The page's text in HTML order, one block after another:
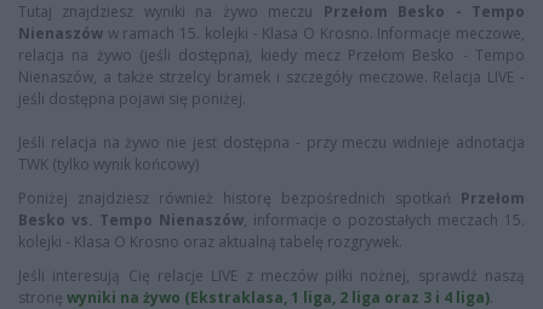
Tutaj znajdziesz wyniki na żywo meczu Przełom Besko - Tempo
Nienaszów w ramach 15. kolejki - Klasa O Krosno. Informacje meczowe,
relacja na żywo (jeśli dostępna), kiedy mecz Przełom Besko - Tempo
Nienaszów, a także strzelcy bramek i szczegóły meczowe. Relacja LIVE -
jeśli dostępna pojawi się poniżej.
Jeśli relacja na żywo nie jest dostępna - przy meczu widnieje adnotacja
TWK (tylko wynik końcowy)
Poniżej znajdziesz również historę bezpośrednich spotkań Przełom
Besko vs. Tempo Nienaszów, informacje o pozostałych meczach 15.
kolejki - Klasa O Krosno oraz aktualną tabelę rozgrywek.
Jeśli interesują Cię relacje LIVE z meczów piłki nożnej, sprawdź naszą
stronę wyniki na żywo (Ekstraklasa, 1 liga, 2 liga oraz 3 i 4 liga).